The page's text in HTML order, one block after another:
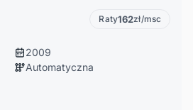
Raty162zł/msc
2009
Automatyczna